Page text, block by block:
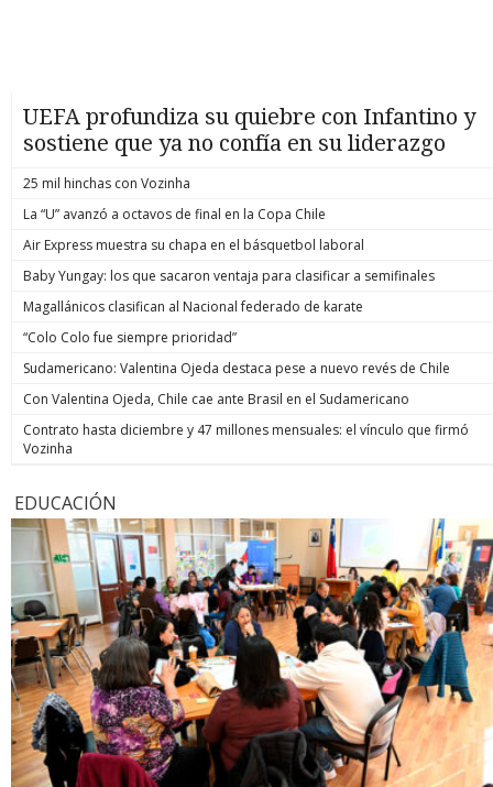
UEFA profundiza su quiebre con Infantino y
sostiene que ya no confía en su liderazgo
25 mil hinchas con Vozinha
La “U” avanzó a octavos de final en la Copa Chile
Air Express muestra su chapa en el básquetbol laboral
Baby Yungay: los que sacaron ventaja para clasificar a semifinales
Magallánicos clasifican al Nacional federado de karate
“Colo Colo fue siempre prioridad”
Sudamericano: Valentina Ojeda destaca pese a nuevo revés de Chile
Con Valentina Ojeda, Chile cae ante Brasil en el Sudamericano
Contrato hasta diciembre y 47 millones mensuales: el vínculo que firmó
Vozinha
EDUCACIÓN